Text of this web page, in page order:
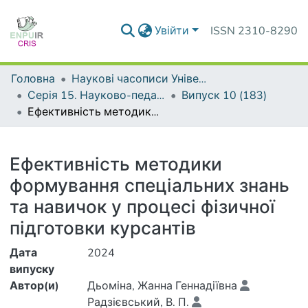
Увійти ISSN 2310-8290
Головна
Наукові часописи Університету
Серія 15. Науково-педагогічні проблеми фізичної культури (фізична культура і спорт)
Випуск 10 (183)
Ефективність методики формування спеціальних знань та навичок у процесі фізичної підготовки курсантів
Ефективність методики
формування спеціальних знань
та навичок у процесі фізичної
підготовки курсантів
Дата
випуску
2024
Автор(и)
Дьоміна, Жанна Геннадіївна
Радзієвський, В. П.